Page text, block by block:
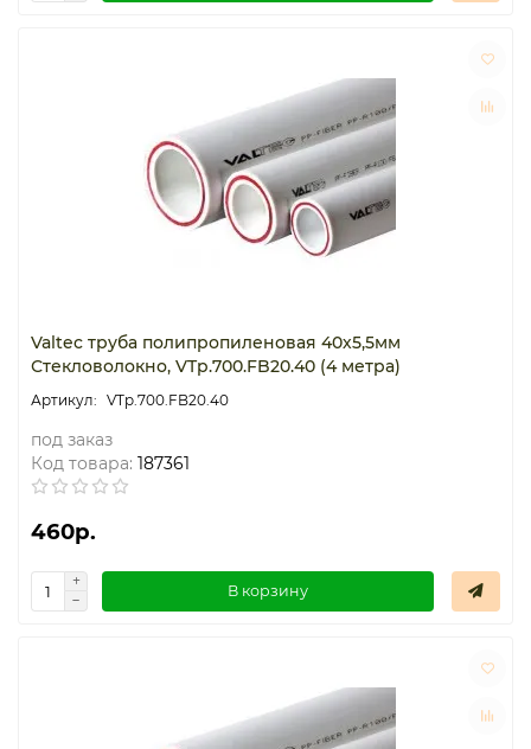
Valtec труба полипропиленовая 40х5,5мм
Стекловолокно, VTp.700.FB20.40 (4 метра)
VTp.700.FB20.40
под заказ
Код товара: 187361
460р.
В корзину